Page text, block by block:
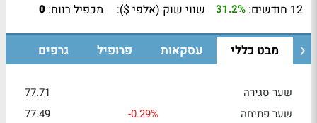
12 חודשים: 31.2% שווי שוק (אלפי $): מכפיל רווח: 0
מבט כללי עסקאות פרופיל גרפים
שער סגירה
77.71
שער פתיחה
-0.29%
77.49